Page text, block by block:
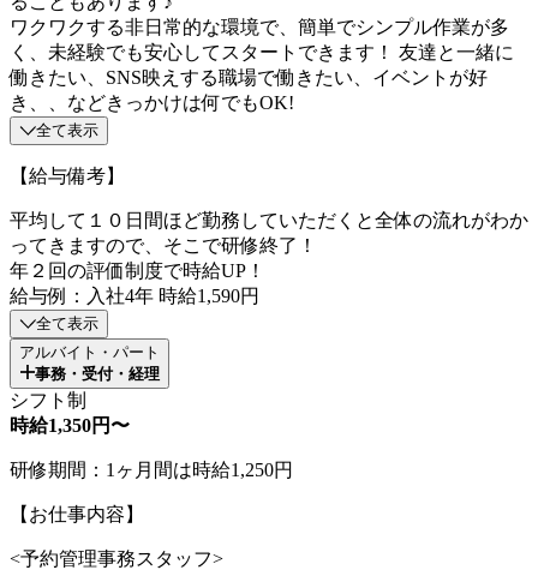
ワクワクする非日常的な環境で、簡単でシンプル作業が多
く、未経験でも安心してスタートできます！ 友達と一緒に
働きたい、SNS映えする職場で働きたい、イベントが好
き、、などきっかけは何でもOK!
全て表示
【給与備考】
平均して１０日間ほど勤務していただくと全体の流れがわか
ってきますので、そこで研修終了！
年２回の評価制度で時給UP！
給与例：入社4年 時給1,590円
全て表示
アルバイト・パート
事務・受付・経理
シフト制
時給1,350円〜
研修期間：1ヶ月間は時給1,250円
【お仕事内容】
<予約管理事務スタッフ>